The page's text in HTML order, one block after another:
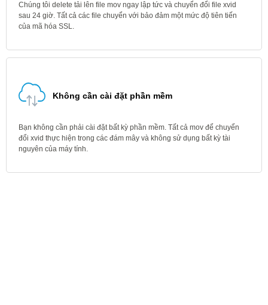
Chúng tôi delete tải lên file mov ngay lập tức và chuyển đổi file xvid
sau 24 giờ. Tất cả các file chuyển với bảo đảm một mức độ tiên tiến
của mã hóa SSL.
Không cần cài đặt phần mềm
Bạn không cần phải cài đặt bất kỳ phần mềm. Tất cả mov để chuyển
đổi xvid thực hiện trong các đám mây và không sử dụng bất kỳ tài
nguyên của máy tính.